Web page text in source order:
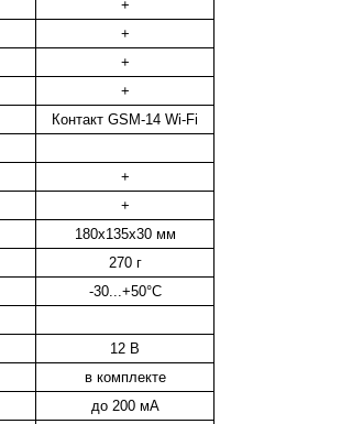
+
+
+
+
Контакт GSM-14 Wi-Fi
+
+
180х135х30 мм
270 г
-30...+50°С
12 В
в комплекте
до 200 мА